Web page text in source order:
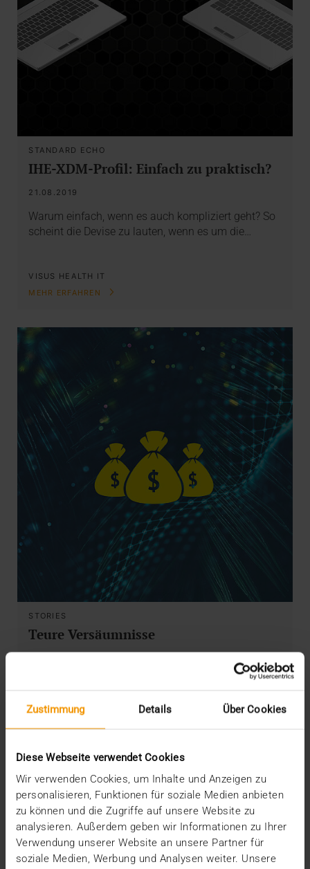
Zustimmung Details Über Cookies
Diese Webseite verwendet Cookies
Wir verwenden Cookies, um Inhalte und Anzeigen zu
personalisieren, Funktionen für soziale Medien anbieten
zu können und die Zugriffe auf unsere Website zu
analysieren. Außerdem geben wir Informationen zu Ihrer
Verwendung unserer Website an unsere Partner für
soziale Medien, Werbung und Analysen weiter. Unsere
STANDARD ECHO
IHE-XDM-Profil: Einfach zu praktisch?
21.08.2019
Warum einfach, wenn es auch kompliziert geht? So
scheint die Devise zu lauten, wenn es um die…
VISUS HEALTH IT
MEHR ERFAHREN
STORIES
Teure Versäumnisse
34 Milliarden Euro: So hoch beziffert McKinsey &
durch…
VISUS HEALTH IT
MEHR ERFAHREN